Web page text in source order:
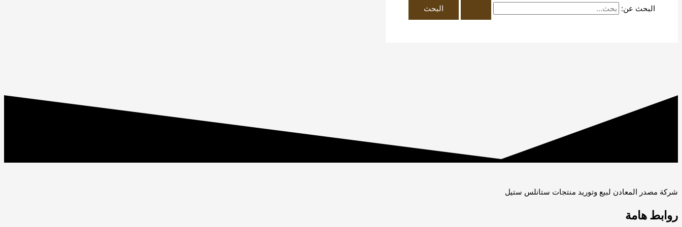
البحث عن:
شركة مصدر المعادن لبيع وتوريد منتجات ستانلس ستيل
روابط هامة